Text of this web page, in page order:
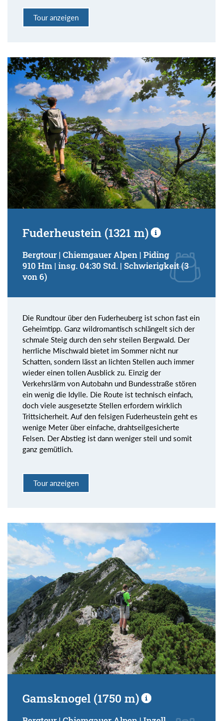
Tour anzeigen
Fuderheustein (1321 m)
Bergtour | Chiemgauer Alpen | Piding
910 Hm | insg. 04:30 Std. | Schwierigkeit (3
von 6)
Die Rundtour über den Fuderheuberg ist schon fast ein
Geheimtipp. Ganz wildromantisch schlängelt sich der
schmale Steig durch den sehr steilen Bergwald. Der
herrliche Mischwald bietet im Sommer nicht nur
Schatten, sondern lässt an lichten Stellen auch immer
wieder einen tollen Ausblick zu. Einzig der
Verkehrslärm von Autobahn und Bundesstraße stören
ein wenig die Idylle. Die Route ist technisch einfach,
doch viele ausgesetzte Stellen erfordern wirklich
Trittsicherheit. Auf den felsigen Fuderheustein geht es
wenige Meter über einfache, drahtseilgesicherte
Felsen. Der Abstieg ist dann weniger steil und somit
ganz gemütlich.
Tour anzeigen
Gamsknogel (1750 m)